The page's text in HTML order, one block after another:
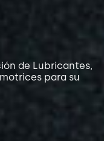
de Lubricantes,
para su